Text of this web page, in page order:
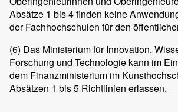
Absätze 1 bis 4 finden keine
der Fachhochschulen für den
(6) Das Ministerium für Innovation,
Forschung und Technologie kann im
dem Finanzministerium im
Absätzen 1 bis 5 Richtlinien erlassen.